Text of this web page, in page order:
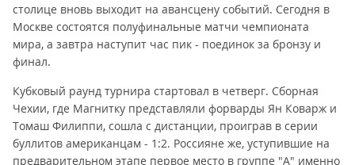
столице вновь выходит на авансцену событий. Сегодня в
Москве состоятся полуфинальные матчи чемпионата
мира, а завтра наступит час пик - поединок за бронзу и
финал.
Кубковый раунд турнира стартовал в четверг. Сборная
Чехии, где Магнитку представляли форварды Ян Коварж и
Томаш Филиппи, сошла с дистанции, проиграв в серии
буллитов американцам - 1:2. Россияне же, уступившие на
предварительном этапе первое место в группе "А" именно